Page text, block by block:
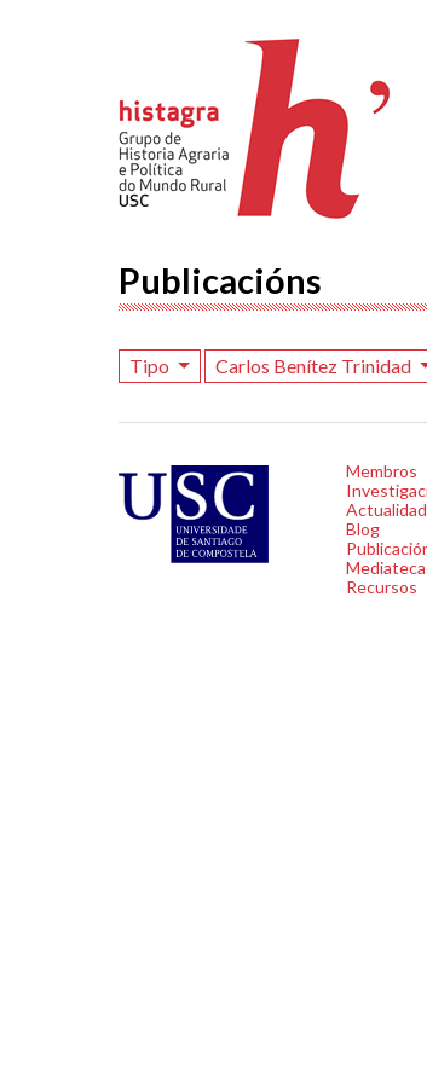
Publicacións
Tipo Carlos Benítez Trinidad
Membros
Blog
Mediateca
Recursos